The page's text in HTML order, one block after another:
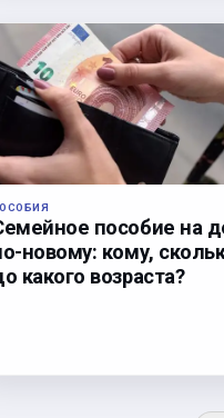
пособие на
новому: кому,
какого возраста?